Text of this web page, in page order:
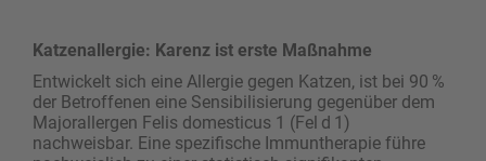
Katzenallergie: Karenz ist erste Maßnahme
Entwickelt sich eine Allergie gegen Katzen, ist bei 90 %
der Betroffenen eine Sensibilisierung gegenüber dem
Majorallergen Felis domesticus 1 (Fel d 1)
nachweisbar. Eine spezifische Immuntherapie führe